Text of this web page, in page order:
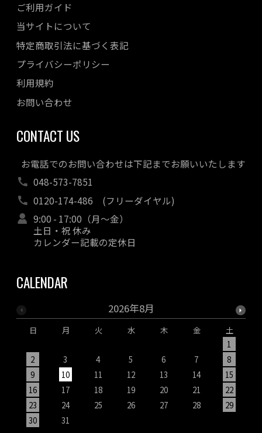
ご利用ガイド
当サイトについて
特定商取引法に基づく表記
プライバシーポリシー
利用規約
お問い合わせ
CONTACT US
お電話でのお問い合わせは下記までお願いいたします
048-573-7851
0120-174-486 (フリーダイヤル)
9:00 - 17:00（月～金）
土日・祝 休み
カレンダー記載の定休日
CALENDAR
2026年8月
日 月 火 水 木 金
土
1
2
3 4 5 6 7
8
9
10 11 12 13 14
15
16
17 18 19 20 21
22
23
24 25 26 27 28
29
30
31